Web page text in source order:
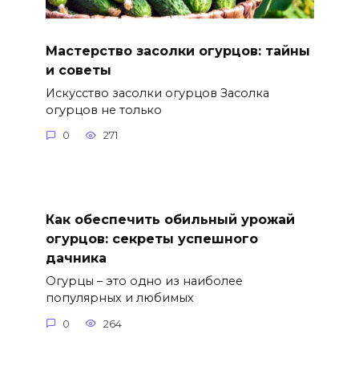
Мастерство засолки огурцов: тайны
и советы
Искусство засолки огурцов Засолка
огурцов не только
0 271
Как обеспечить обильный урожай
огурцов: секреты успешного
дачника
Огурцы – это одно из наиболее
популярных и любимых
0 264